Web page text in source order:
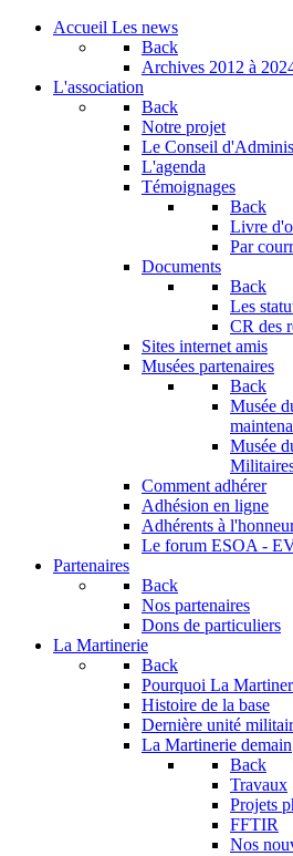
Accueil Les news
Back
Archives 2012 à
L'association
Back
Notre projet
Le Conseil
L'agenda
Témoignages
Back
Livre
Par
Documents
Back
Les
CR des
Sites internet amis
Musées partenaires
Back
Musée
Musée
Comment adhérer
Adhésion en ligne
Adhérents à
Le forum ESOA -
Partenaires
Back
Nos partenaires
Dons de particuliers
La Martinerie
Back
Pourquoi La
Histoire de la base
Dernière unité
La Martinerie demain
Back
Travaux
Projets
FFTIR
Nos